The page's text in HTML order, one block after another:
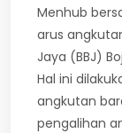
Menhub
arus
Jaya (BBJ)
Hal ini
angkutan
pengalihan